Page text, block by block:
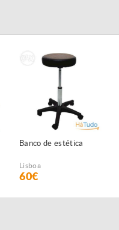
Banco de estética
Lisboa
60€